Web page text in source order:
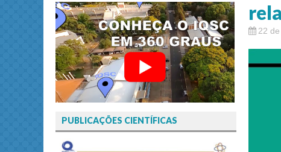
22
PUBLICAÇÕES CIENTÍFICAS